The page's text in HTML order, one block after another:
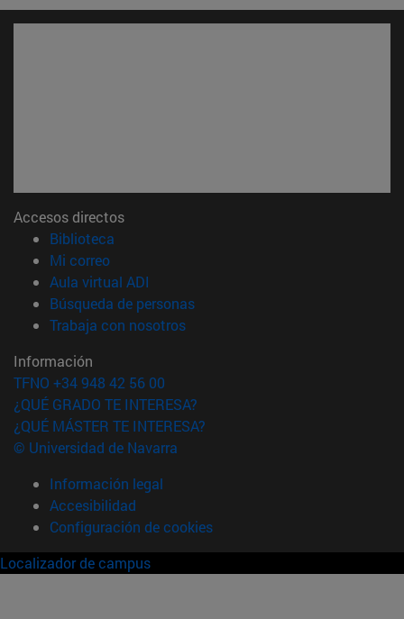
Accesos directos
Biblioteca
Mi correo(abre en nueva ventana)
Aula virtual ADI
Búsqueda de personas(abre en nueva ventana)
Trabaja con nosotros(abre en nueva ventana)
Información
TFNO +34 948 42 56 00
¿QUÉ GRADO TE INTERESA?
¿QUÉ MÁSTER TE INTERESA?
© Universidad de Navarra
Información legal
Accesibilidad
Configuración de cookies
Localizador de campus